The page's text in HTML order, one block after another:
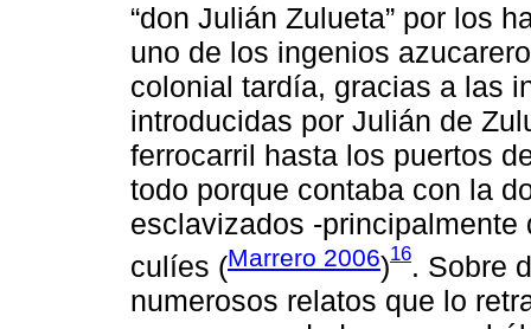
“don Julián Zulueta” por los
uno de los ingenios
colonial tardía, gracias a las
introducidas por Julián de
ferrocarril hasta los puertos
todo porque contaba con la
esclavizados -
culíes (Marrero 2006)16. Sobre
numerosos relatos que lo